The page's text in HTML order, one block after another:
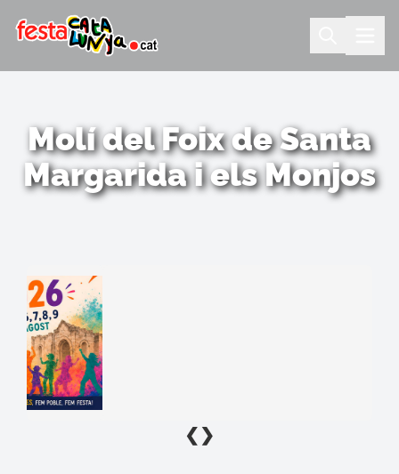
Molí del Foix de Santa
Margarida i els Monjos
❮ ❯